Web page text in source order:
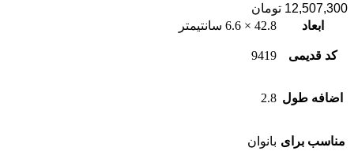
12,507,300 تومان
ابعاد
42.8 × 6.6 سانتیمتر
کد قدیمی 9419
اضافه طول 2.8
مناسب برای بانوان